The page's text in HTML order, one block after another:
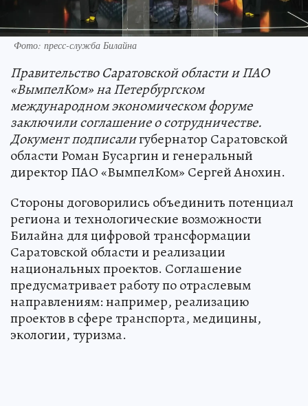
Фото: пресс-служба Билайна
Правительство Саратовской области и ПАО
«ВымпелКом» на Петербургском
международном экономическом форуме
заключили соглашение о сотрудничестве.
Документ подписалигубернатор Саратовской
области Роман Бусаргин и генеральный
директор ПАО «ВымпелКом» Сергей Анохин.
Стороны договорились объединить потенциал
региона и технологические возможности
Билайна для цифровой трансформации
Саратовской области и реализации
национальных проектов. Соглашение
предусматривает работу по отраслевым
направлениям: например, реализацию
проектов в сфере транспорта, медицины,
экологии, туризма.